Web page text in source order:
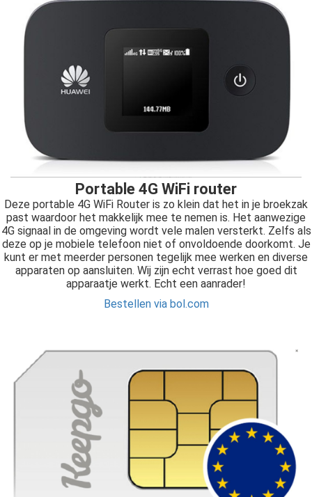
Portable 4G WiFi router
Deze portable 4G WiFi Router is zo klein dat het in je broekzak
past waardoor het makkelijk mee te nemen is. Het aanwezige
4G signaal in de omgeving wordt vele malen versterkt. Zelfs als
deze op je mobiele telefoon niet of onvoldoende doorkomt. Je
kunt er met meerder personen tegelijk mee werken en diverse
apparaten op aansluiten. Wij zijn echt verrast hoe goed dit
apparaatje werkt. Echt een aanrader!
Bestellen via bol.com